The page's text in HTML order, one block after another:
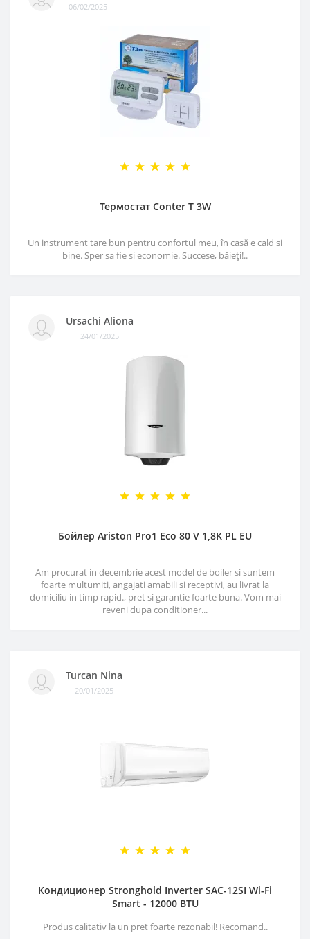
06/02/2025
Термостат Conter T 3W
Un instrument tare bun pentru confortul meu, în casă e cald si
bine. Sper sa fie si economie. Succese, băieți!..
Ursachi Aliona
24/01/2025
Бойлер Ariston Pro1 Eco 80 V 1,8K PL EU
Am procurat in decembrie acest model de boiler si suntem
foarte multumiti, angajati amabili si receptivi, au livrat la
domiciliu in timp rapid., pret si garantie foarte buna. Vom mai
reveni dupa conditioner...
Turcan Nina
20/01/2025
Кондиционер Stronghold Inverter SAC-12SI Wi-Fi
Smart - 12000 BTU
Produs calitativ la un pret foarte rezonabil! Recomand..